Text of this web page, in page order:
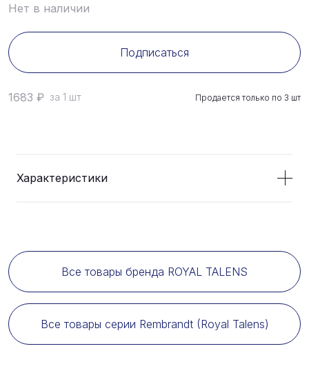
Нет в наличии
Подписаться
1683 ₽ за 1 шт Продается только по 3 шт
Характеристики
Все товары бренда ROYAL TALENS
Все товары серии Rembrandt (Royal Talens)